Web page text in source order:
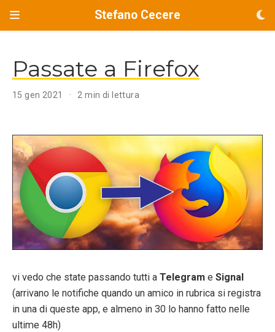
Stefano Cecere
Passate a Firefox
15 gen 2021 2 min di lettura
vi vedo che state passando tutti a Telegram e Signal
(arrivano le notifiche quando un amico in rubrica si registra
in una di queste app, e almeno in 30 lo hanno fatto nelle
ultime 48h)